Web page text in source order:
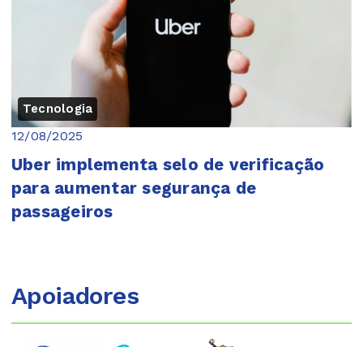
Tecnologia
12/08/2025
Uber implementa selo de verificação
para aumentar segurança de
passageiros
Apoiadores